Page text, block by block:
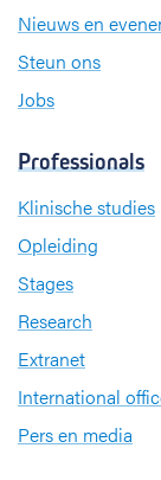
Nieuws en
Steun ons
Jobs
Professionals
Klinische studies
Opleiding
Stages
Research
Extranet
International
Pers en media